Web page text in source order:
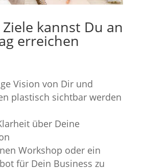
kannst Du an
erreichen
Vision von Dir und
plastisch sichtbar werden
über Deine
Workshop oder ein
für Dein Business zu